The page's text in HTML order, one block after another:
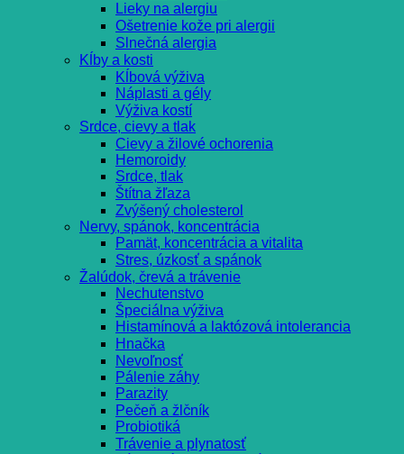
Lieky na alergiu
Ošetrenie kože pri alergii
Slnečná alergia
Kĺby a kosti
Kĺbová výživa
Náplasti a gély
Výživa kostí
Srdce, cievy a tlak
Cievy a žilové ochorenia
Hemoroidy
Srdce, tlak
Štítna žľaza
Zvýšený cholesterol
Nervy, spánok, koncentrácia
Pamät, koncentrácia a vitalita
Stres, úzkosť a spánok
Žalúdok, črevá a trávenie
Nechutenstvo
Špeciálna výživa
Histamínová a laktózová intolerancia
Hnačka
Nevoľnosť
Pálenie záhy
Parazity
Pečeň a žlčník
Probiotiká
Trávenie a plynatosť